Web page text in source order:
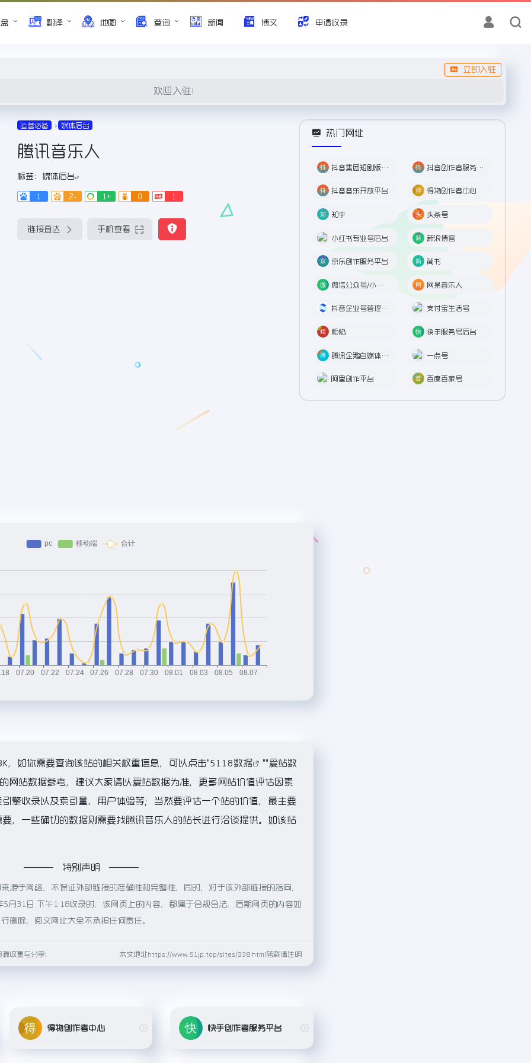
翻译 地图 查询 新闻 博文 申请收录
立即入驻
欢迎入驻！
运营必备 媒体后台
腾讯音乐人
标签： 媒体后台
1 2- 1+ 0 1
链接直达 手机查看
热门网址
抖音集团短剧版权中心 抖音创作者服务中心
抖音音乐开放平台 得物创作者中心
知乎 头条号
小红书专业号后台 新浪博客
京东创作服务平台 简书
微信公众号/小程序 网易音乐人
抖音企业号管理后台 支付宝生活号
炬焰 快手服务号后台
腾讯企鹅自媒体平台 一点号
阿里创作平台 百度百家号
，如你需要查询该站的相关权重信息，可以点击"5118数据 ""爱站数
网站数据参考，建议大家请以爱站数据为准，更多网站价值评估因素
擎收录以及索引量、用户体验等；当然要评估一个站的价值，最主要
，一些确切的数据则需要找腾讯音乐人的站长进行洽谈提供。如该站
特别声明
源于网络，不保证外部链接的准确性和完整性，同时，对于该外部链接的指向，
月31日 下午1:18收录时，该网页上的内容，都属于合规合法，后期网页的内容如
删除，阅文网址大全不承担任何责任。
收集与分享！ 本文地址https://www.51jp.top/sites/338.html转载请注明
得物创作者中心 快手创作者服务平台